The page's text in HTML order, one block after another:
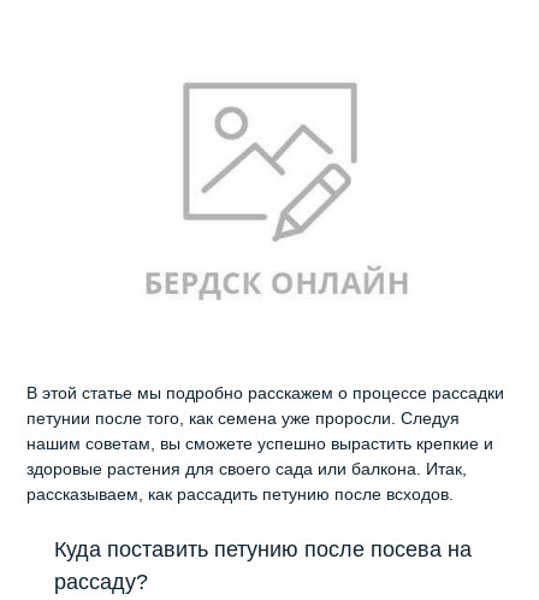
В этой статье мы подробно расскажем о процессе рассадки
петунии после того, как семена уже проросли. Следуя
нашим советам, вы сможете успешно вырастить крепкие и
здоровые растения для своего сада или балкона. Итак,
рассказываем, как рассадить петунию после всходов.
Куда поставить петунию после посева на
рассаду?